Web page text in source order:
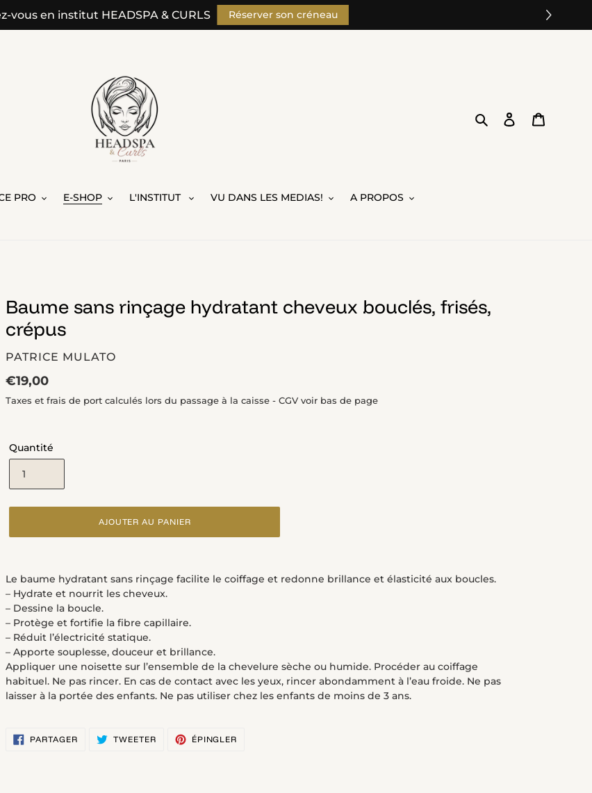
vous en institut HEADSPA & CURLS Réserver son créneau
RechercherSe connecter
PRO E-SHOP L'INSTITUT VU DANS LES MEDIAS! A PROPOS
Baume sans rinçage hydratant cheveux bouclés, frisés,
crépus
DISTRIBUTEUR
PATRICE MULATO
Prix
normal
€19,00
Taxes et frais de port calculés lors du passage à la caisse - CGV voir bas de page
Quantité
AJOUTER AU PANIER
d'un
produit
panier
Le baume hydratant sans rinçage facilite le coiffage et redonne brillance et élasticité aux boucles.
– Hydrate et nourrit les cheveux.
– Dessine la boucle.
– Protège et fortifie la fibre capillaire.
– Réduit l’électricité statique.
– Apporte souplesse, douceur et brillance.
Appliquer une noisette sur l’ensemble de la chevelure sèche ou humide. Procéder au coiffage
habituel. Ne pas rincer. En cas de contact avec les yeux, rincer abondamment à l’eau froide. Ne pas
laisser à la portée des enfants. Ne pas utiliser chez les enfants de moins de 3 ans.
PARTAGERPARTAGER
SUR
TWEETERTWEETER
SUR
ÉPINGLER